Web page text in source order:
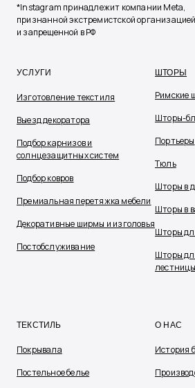
*Instagram принадлежит компании Meta,
признанной экстремистской организацией
и запрещенной в РФ
УСЛУГИ
Изготовление текстиля
Выезд декоратора
Подбор карнизов и
солнцезащитных систем
Подбор ковров
Премиальная перетяжка мебели
Декоративные ширмы и изголовья
Постобслуживание
ШТОРЫ
Римские
Шторы-
Портьеры
Тюль
Шторы в
Шторы в
Шторы
Шторы
лестницы
ТЕКСТИЛЬ
Покрывала
Постельное белье
О НАС
История